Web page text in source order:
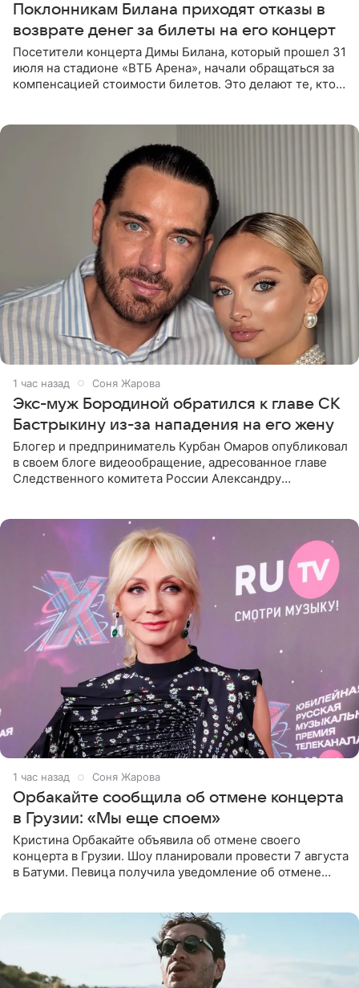
Поклонникам Билана приходят отказы в
возврате денег за билеты на его концерт
Посетители концерта Димы Билана, который прошел 31
июля на стадионе «ВТБ Арена», начали обращаться за
компенсацией стоимости билетов. Это делают те, кто
1 час назад Соня Жарова
Экс-муж Бородиной обратился к главе СК
Бастрыкину из-за нападения на его жену
Блогер и предприниматель Курбан Омаров опубликовал
в своем блоге видеообращение, адресованное главе
Следственного комитета России Александру
1 час назад Соня Жарова
Орбакайте сообщила об отмене концерта
в Грузии: «Мы еще споем»
Кристина Орбакайте объявила об отмене своего
концерта в Грузии. Шоу планировали провести 7 августа
в Батуми. Певица получила уведомление об отмене